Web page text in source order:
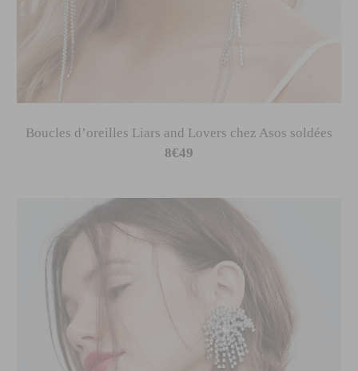
Boucles d’oreilles Liars and Lovers chez Asos soldées
8€49